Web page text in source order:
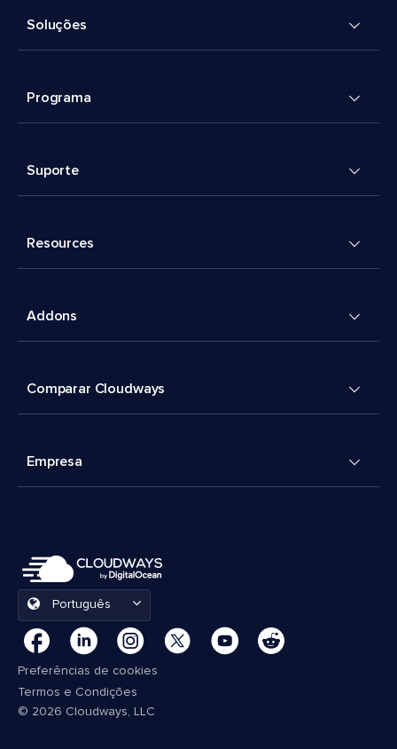
Soluções
Programa
Suporte
Resources
Addons
Comparar Cloudways
Empresa
Português
Preferências de cookies
Termos e Condições
© 2026 Cloudways, LLC